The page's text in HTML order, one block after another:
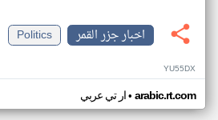
اخبار جزر القمر
Politics
YU55DX
ار تي عربي• arabic.rt.com